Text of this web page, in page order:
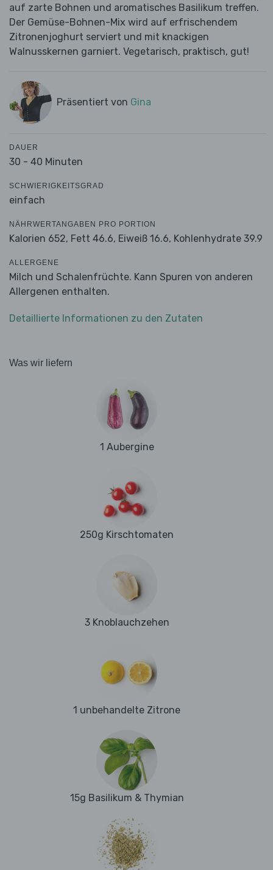
auf zarte Bohnen und aromatisches Basilikum treffen.
Der Gemüse-Bohnen-Mix wird auf erfrischendem
Zitronenjoghurt serviert und mit knackigen
Walnusskernen garniert. Vegetarisch, praktisch, gut!
Präsentiert von Gina
DAUER
30 - 40 Minuten
SCHWIERIGKEITSGRAD
einfach
NÄHRWERTANGABEN PRO PORTION
Kalorien 652, Fett 46.6, Eiweiß 16.6, Kohlenhydrate 39.9
ALLERGENE
Milch und Schalenfrüchte. Kann Spuren von anderen
Allergenen enthalten.
Detaillierte Informationen zu den Zutaten
Was wir liefern
1 Aubergine
250g Kirschtomaten
3 Knoblauchzehen
1 unbehandelte Zitrone
15g Basilikum & Thymian